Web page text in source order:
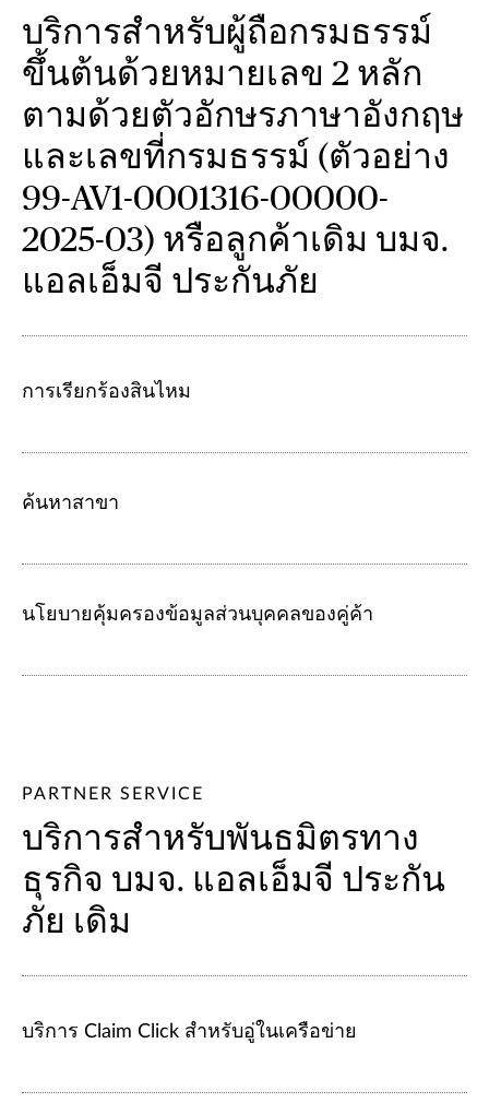
บริการสำหรับผู้ถือกรมธรรม์
ขึ้นต้นด้วยหมายเลข 2 หลัก
ตามด้วยตัวอักษรภาษาอังกฤษ
และเลขที่กรมธรรม์ (ตัวอย่าง
99-AV1-0001316-00000-
2025-03) หรือลูกค้าเดิม บมจ.
แอลเอ็มจี ประกันภัย
การเรียกร้องสินไหม
ค้นหาสาขา
นโยบายคุ้มครองข้อมูลส่วนบุคคลของคู่ค้า
PARTNER SERVICE
บริการสำหรับพันธมิตรทาง
ธุรกิจ บมจ. แอลเอ็มจี ประกัน
ภัย เดิม
บริการ Claim Click สำหรับอู่ในเครือข่าย